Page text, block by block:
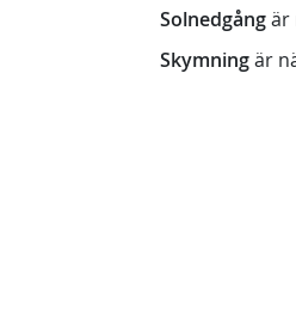
Solnedgångär
Skymningär